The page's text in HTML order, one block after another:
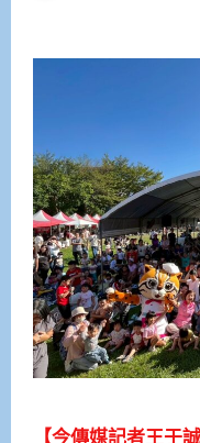
【今傳媒記者王于誠